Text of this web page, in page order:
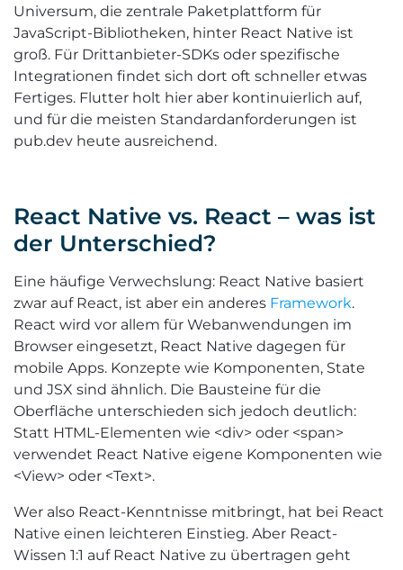
Universum, die zentrale Paketplattform für
JavaScript-Bibliotheken, hinter React Native ist
groß. Für Drittanbieter-SDKs oder spezifische
Integrationen findet sich dort oft schneller etwas
Fertiges. Flutter holt hier aber kontinuierlich auf,
und für die meisten Standardanforderungen ist
pub.dev heute ausreichend.
React Native vs. React – was ist
der Unterschied?
Eine häufige Verwechslung: React Native basiert
zwar auf React, ist aber ein anderes Framework.
React wird vor allem für Webanwendungen im
Browser eingesetzt, React Native dagegen für
mobile Apps. Konzepte wie Komponenten, State
und JSX sind ähnlich. Die Bausteine für die
Oberfläche unterschieden sich jedoch deutlich:
Statt HTML-Elementen wie <div> oder <span>
verwendet React Native eigene Komponenten wie
<View> oder <Text>.
Wer also React-Kenntnisse mitbringt, hat bei React
Native einen leichteren Einstieg. Aber React-
Wissen 1:1 auf React Native zu übertragen geht